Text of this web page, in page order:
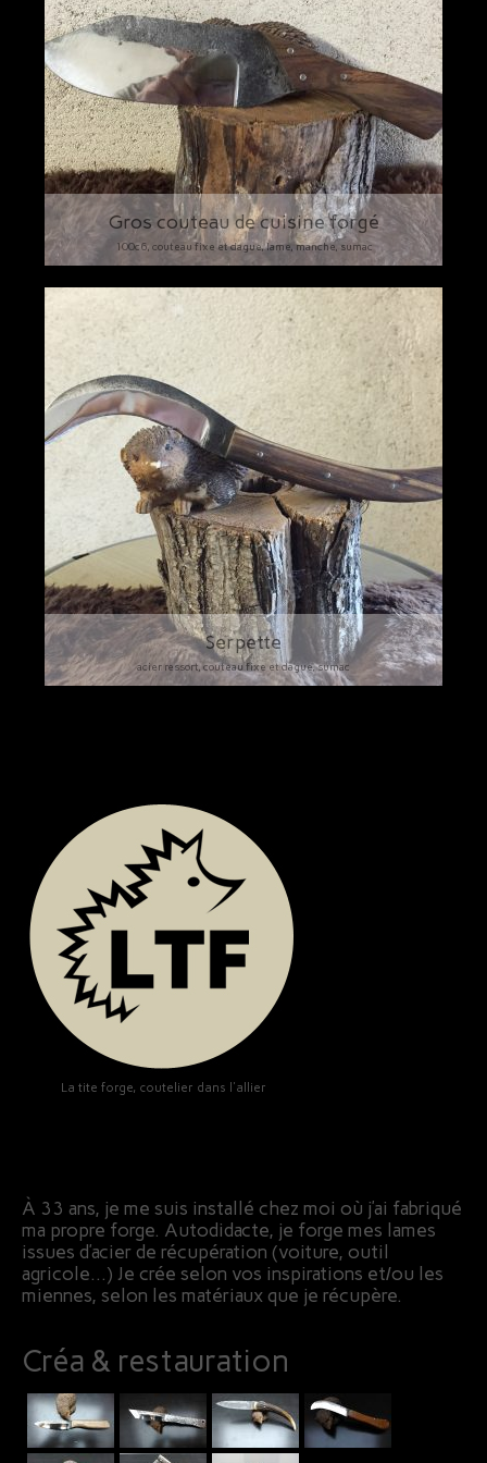
Bijoux
Gros couteau de cuisine forgé
100c6, couteau fixe et dague, lame, manche, sumac
Serpette
acier ressort, couteau fixe et dague, sumac
La tite forge, coutelier dans l'allier
À 33 ans, je me suis installé chez moi où j’ai fabriqué
ma propre forge. Autodidacte, je forge mes lames
issues d’acier de récupération (voiture, outil
agricole…) Je crée selon vos inspirations et/ou les
miennes, selon les matériaux que je récupère.
Créa & restauration